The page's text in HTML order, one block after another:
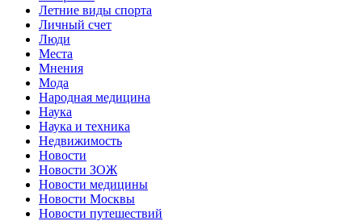
Летние виды спорта
Личный счет
Люди
Места
Мнения
Мода
Народная медицина
Наука
Наука и техника
Недвижимость
Новости
Новости ЗОЖ
Новости медицины
Новости Москвы
Новости путешествий